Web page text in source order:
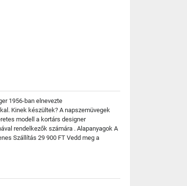
1956-ban elnevezte
Kinek készültek? A napszemüvegek
modell a kortárs designer
rendelkezők számára . Alapanyagok A
Szállítás 29 900 FT Vedd meg a